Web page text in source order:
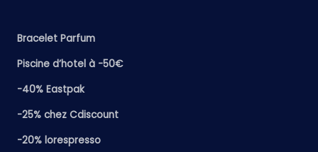
Bracelet Parfum
Piscine d’hotel à -50€
-40% Eastpak
-25% chez Cdiscount
-20% lorespresso